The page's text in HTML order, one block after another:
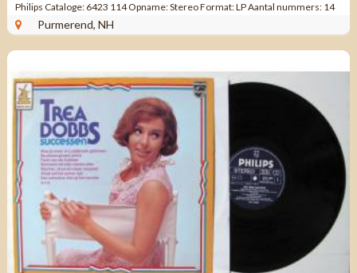
Philips Cataloge: 6423 114 Opname: Stereo Format: LP Aantal nummers: 14
...
Purmerend, NH